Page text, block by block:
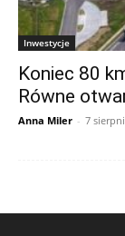
Inwestycje
Koniec 80
Równe
Anna Miler - 7